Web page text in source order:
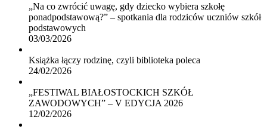
„Na co zwrócić uwagę, gdy dziecko wybiera szkołę
ponadpodstawową?” – spotkania dla rodziców uczniów szkół
podstawowych
03/03/2026
Książka łączy rodzinę, czyli biblioteka poleca
24/02/2026
„FESTIWAL BIAŁOSTOCKICH SZKÓŁ
ZAWODOWYCH” – V EDYCJA 2026
12/02/2026